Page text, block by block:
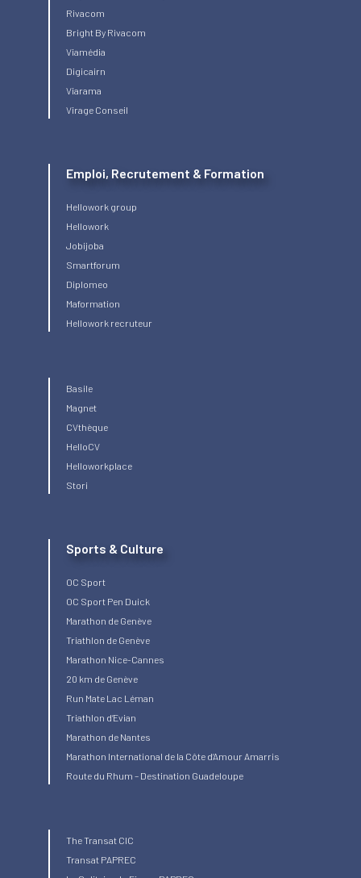
Rivacom
Bright By Rivacom
Viamédia
Digicairn
Viarama
Virage Conseil
Emploi, Recrutement & Formation
Hellowork group
Hellowork
Jobijoba
Smartforum
Diplomeo
Maformation
Hellowork recruteur
Basile
Magnet
CVthèque
HelloCV
Helloworkplace
Stori
Sports & Culture
OC Sport
OC Sport Pen Duick
Marathon de Genève
Triathlon de Genève
Marathon Nice-Cannes
20 km de Genève
Run Mate Lac Léman
Triathlon d’Evian
Marathon de Nantes
Marathon International de la Côte d’Amour Amarris
Route du Rhum – Destination Guadeloupe
The Transat CIC
Transat PAPREC